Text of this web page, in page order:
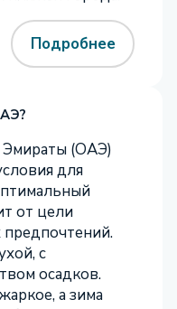
Подробнее
(ОАЭ)
для
от цели
предпочтений.
с
осадков.
а зима